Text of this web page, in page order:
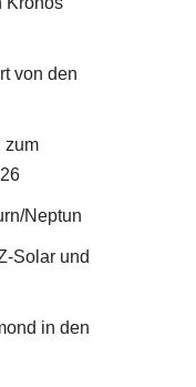
von den
zum
Neptun
Solar und
in den